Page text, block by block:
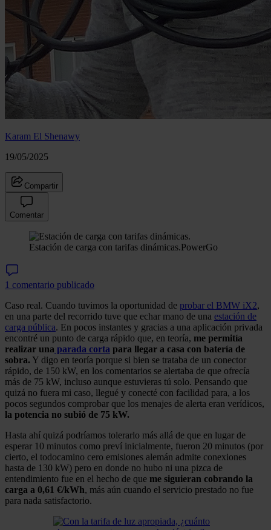
Karam El Shenawy
19/05/2025
Compartir
Comentar
Estación de carga con tarifas dinámicas.PowerGo
1 comentario publicado
Caso real. Cuando tuvimos la oportunidad de probar el BMW iX2,
en una parte del recorrido tuve que echar mano de una estación de
carga pública. En pocos instantes y gracias a una aplicación privada
encontré un punto de carga rápido que, en teoría, me permitía
realizar una parada corta para llegar a casa con batería de
sobra. Y digo en teoría porque si bien se trataba de un conector
rápido, de 150 kW, en los comentarios se alertaba de que ofrecía
más de 75 kW, incluso aunque estuvieras tú solo. Pensando que
quizá no fuera mi caso, llegué y conecté con facilidad para, a los
pocos segundos comprobar que los menajes de alerta eran verídicos,
la potencia no subió de 75 kW.
Hasta ahí quizá podríamos tolerarlo más allá de que en lugar de
esperar 10 minutos como preví inicialmente, fueron 20 minutos (por
cierto, el todocamino cero emisiones alemán admite conexiones
hasta de 130 kW) pero en donde no hubo ni una pizca de
entendimiento fue en el hecho de que me siguieran cobrando la
carga a 0,61 €/kWh, más aún cuando el servicio prestado no fue
para nada satisfactorio.